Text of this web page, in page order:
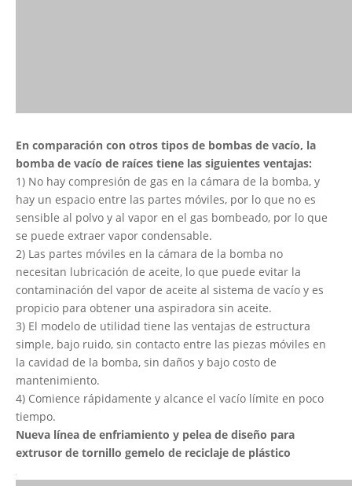
En comparación con otros tipos de bombas de vacío, la
bomba de vacío de raíces tiene las siguientes ventajas:
1) No hay compresión de gas en la cámara de la bomba, y
hay un espacio entre las partes móviles, por lo que no es
sensible al polvo y al vapor en el gas bombeado, por lo que
se puede extraer vapor condensable.
2) Las partes móviles en la cámara de la bomba no
necesitan lubricación de aceite, lo que puede evitar la
contaminación del vapor de aceite al sistema de vacío y es
propicio para obtener una aspiradora sin aceite.
3) El modelo de utilidad tiene las ventajas de estructura
simple, bajo ruido, sin contacto entre las piezas móviles en
la cavidad de la bomba, sin daños y bajo costo de
mantenimiento.
4) Comience rápidamente y alcance el vacío límite en poco
tiempo.
Nueva línea de enfriamiento y pelea de diseño para
extrusor de tornillo gemelo de reciclaje de plástico